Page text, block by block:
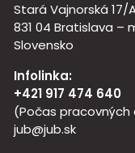
Stará Vajnorská 17/
831 04 Bratislava –
Slovensko
Infolinka:
+421 917 474 640
(Počas pracovných
jub@jub.sk